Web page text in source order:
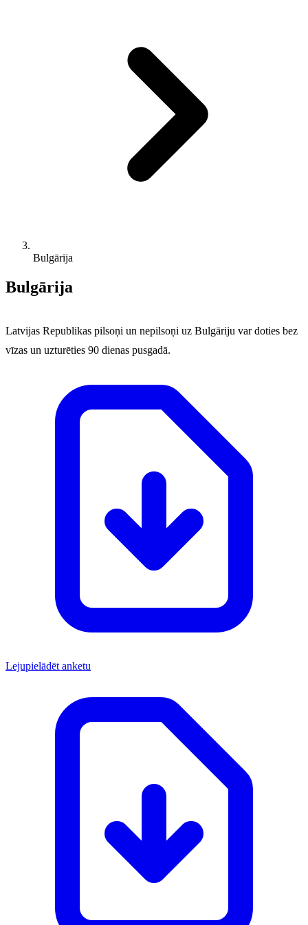
Bulgārija
Bulgārija
Latvijas Republikas pilsoņi un nepilsoņi uz Bulgāriju var doties bez
vīzas un uzturēties 90 dienas pusgadā.
Lejupielādēt anketu